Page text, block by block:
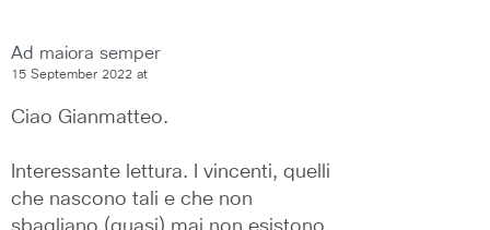
Ad maiora semper
15 September 2022 at
Ciao Gianmatteo.
Interessante lettura. I vincenti, quelli
che nascono tali e che non